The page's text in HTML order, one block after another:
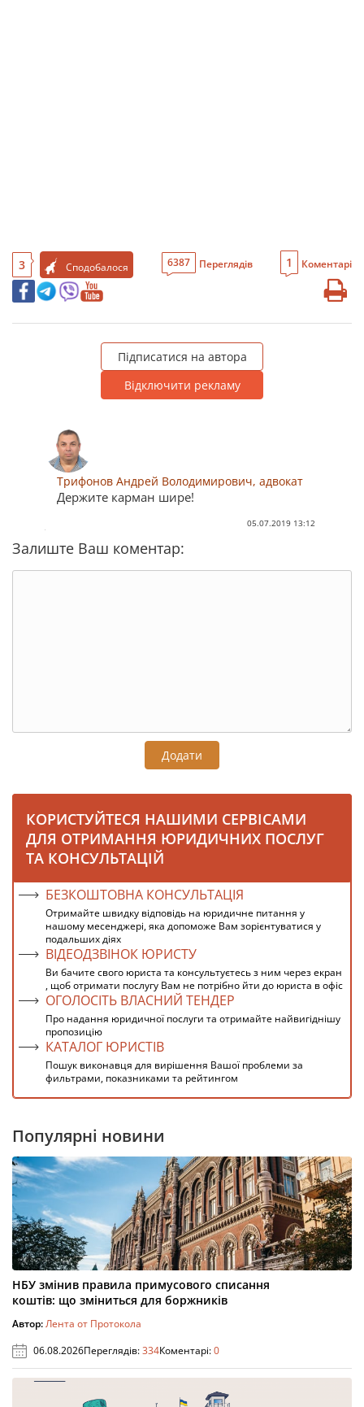
3 Сподобалося 6387 Переглядів 1 Коментарі
Підписатися на автора
Відключити рекламу
Трифонов Андрей Володимирович, адвокат
Держите карман шире!
05.07.2019 13:12
Залиште Ваш коментар:
Додати
КОРИСТУЙТЕСЯ НАШИМИ СЕРВІСАМИ
ДЛЯ ОТРИМАННЯ ЮРИДИЧНИХ ПОСЛУГ
ТА КОНСУЛЬТАЦІЙ
БЕЗКОШТОВНА КОНСУЛЬТАЦІЯ
Отримайте швидку відповідь на юридичне питання у
нашому месенджері, яка допоможе Вам зорієнтуватися у
подальших діях
ВІДЕОДЗВІНОК ЮРИСТУ
Ви бачите свого юриста та консультуєтесь з ним через екран
, щоб отримати послугу Вам не потрібно йти до юриста в офіс
ОГОЛОСІТЬ ВЛАСНИЙ ТЕНДЕР
Про надання юридичної послуги та отримайте найвигіднішу
пропозицію
КАТАЛОГ ЮРИСТІВ
Пошук виконавця для вирішення Вашої проблеми за
фильтрами, показниками та рейтингом
Популярні новини
НБУ змінив правила примусового списання
коштів: що зміниться для боржників
Автор:Лента от Протокола
06.08.2026Переглядів:334Коментарі:0